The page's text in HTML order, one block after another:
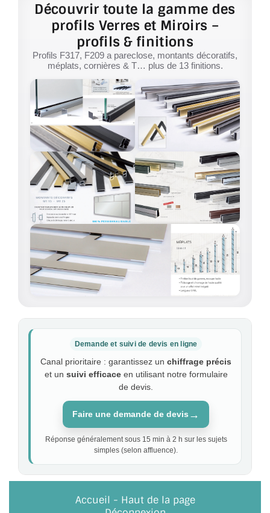
Découvrir toute la gamme des
profils Verres et Miroirs –
profils & finitions
Profils F317, F209 a pareclose, montants décoratifs,
méplats, cornières & T… plus de 13 finitions.
Demande et suivi de devis en ligne
Canal prioritaire : garantissez un chiffrage précis
et un suivi efficaceen utilisant notre formulaire
de devis.
Faire une demande de devis →
Réponse généralement sous 15 min à 2 h sur les sujets
simples (selon affluence).
Accueil - Haut de la page